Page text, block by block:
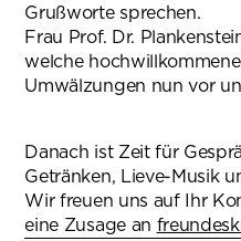
Grußworte sprechen.
Frau Prof. Dr.
welche
Umwälzungen nun vor
Danach ist Zeit für
Getränken, Lieve-Musik
Wir freuen uns auf Ihr
eine Zusage an